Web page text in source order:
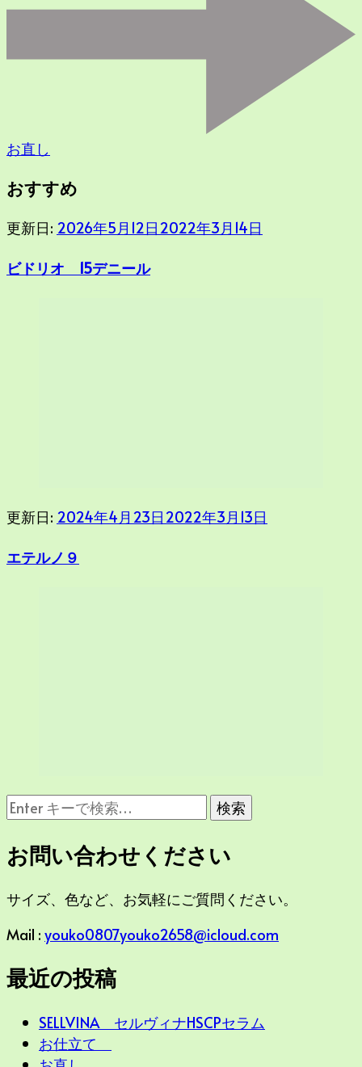
お直し
おすすめ
更新日: 2026年5月12日2022年3月14日
ビドリオ 15デニール
更新日: 2024年4月23日2022年3月13日
エテルノ９
な
に
か
お
し
で
か
?
お問い合わせください
サイズ、色など、お気軽にご質問ください。
Mail : youko0807youko2658@icloud.com
最近の投稿
SELLVINA セルヴィナHSCPセラム
お仕立て